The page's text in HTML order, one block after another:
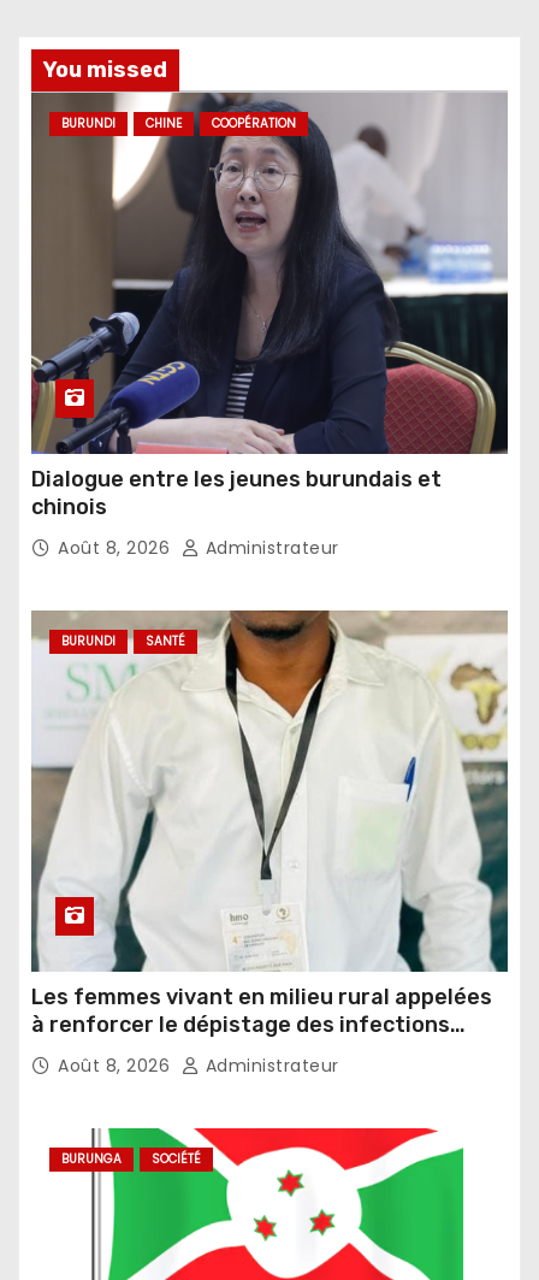
You missed
BURUNDI CHINE COOPÉRATION
Dialogue entre les jeunes burundais et
chinois
Août 8, 2026 Administrateur
BURUNDI SANTÉ
Les femmes vivant en milieu rural appelées
à renforcer le dépistage des infections
sexuellement transmissibles
Août 8, 2026 Administrateur
BURUNGA SOCIÉTÉ